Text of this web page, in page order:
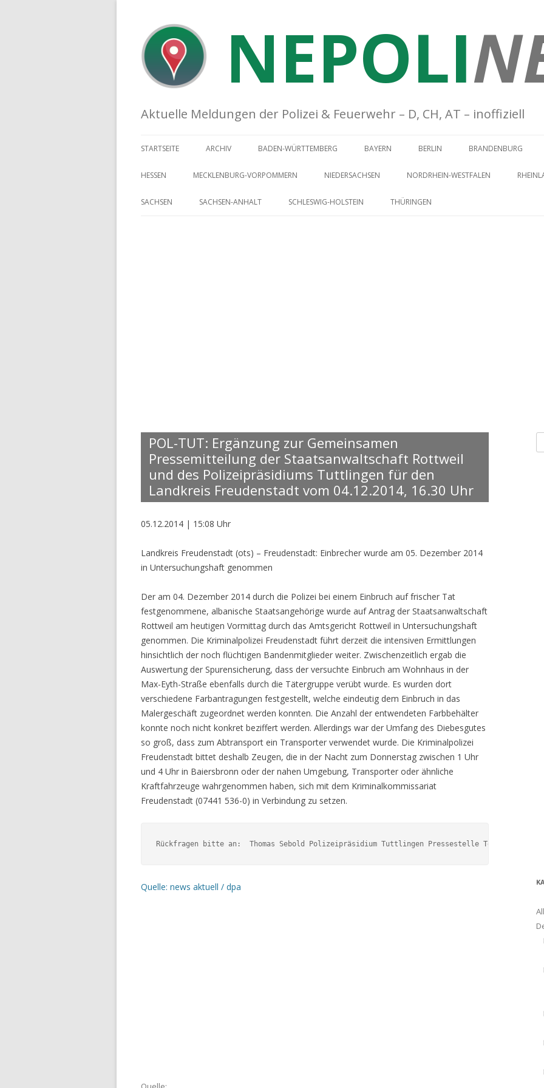
NEPOLI
Aktuelle Meldungen der Polizei & Feuerwehr – D, CH, AT – inoffiziell
STARTSEITE ARCHIV BADEN-WÜRTTEMBERG BAYERN BERLIN BRANDENBURG
HESSEN MECKLENBURG-VORPOMMERN NIEDERSACHSEN NORDRHEIN-WESTFALEN
SACHSEN SACHSEN-ANHALT SCHLESWIG-HOLSTEIN THÜRINGEN
POL-TUT: Ergänzung zur Gemeinsamen
Pressemitteilung der Staatsanwaltschaft Rottweil
und des Polizeipräsidiums Tuttlingen für den
Landkreis Freudenstadt vom 04.12.2014, 16.30 Uhr
05.12.2014 | 15:08 Uhr
Landkreis Freudenstadt (ots) – Freudenstadt: Einbrecher wurde am 05. Dezember 2014
in Untersuchungshaft genommen
Der am 04. Dezember 2014 durch die Polizei bei einem Einbruch auf frischer Tat
festgenommene, albanische Staatsangehörige wurde auf Antrag der Staatsanwaltschaft
Rottweil am heutigen Vormittag durch das Amtsgericht Rottweil in Untersuchungshaft
genommen. Die Kriminalpolizei Freudenstadt führt derzeit die intensiven Ermittlungen
hinsichtlich der noch flüchtigen Bandenmitglieder weiter. Zwischenzeitlich ergab die
Auswertung der Spurensicherung, dass der versuchte Einbruch am Wohnhaus in der
Max-Eyth-Straße ebenfalls durch die Tätergruppe verübt wurde. Es wurden dort
verschiedene Farbantragungen festgestellt, welche eindeutig dem Einbruch in das
Malergeschäft zugeordnet werden konnten. Die Anzahl der entwendeten Farbbehälter
konnte noch nicht konkret beziffert werden. Allerdings war der Umfang des Diebesgutes
so groß, dass zum Abtransport ein Transporter verwendet wurde. Die Kriminalpolizei
Freudenstadt bittet deshalb Zeugen, die in der Nacht zum Donnerstag zwischen 1 Uhr
und 4 Uhr in Baiersbronn oder der nahen Umgebung, Transporter oder ähnliche
Kraftfahrzeuge wahrgenommen haben, sich mit dem Kriminalkommissariat
Freudenstadt (07441 536-0) in Verbindung zu setzen.
Rückfragen bitte an:  Thomas Sebold Polizeipräsidium Tuttlingen Pressestelle Telefon:
Quelle: news aktuell / dpa